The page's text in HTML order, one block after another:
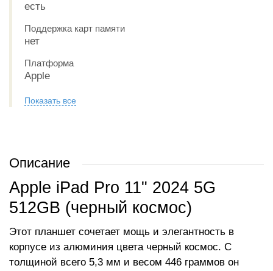
есть
Поддержка карт памяти
нет
Платформа
Apple
Показать все
Описание
Apple iPad Pro 11" 2024 5G
512GB (черный космос)
Этот планшет сочетает мощь и элегантность в
корпусе из алюминия цвета черный космос. С
толщиной всего 5,3 мм и весом 446 граммов он